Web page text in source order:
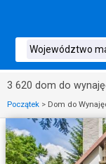
3 620 dom do
Początek > Dom do